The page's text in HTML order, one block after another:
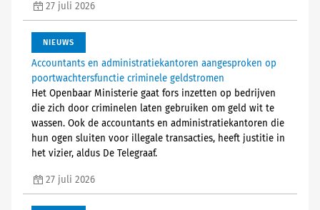
27 juli 2026
NIEUWS
Accountants en administratiekantoren aangesproken op
poortwachtersfunctie criminele geldstromen
Het Openbaar Ministerie gaat fors inzetten op bedrijven
die zich door criminelen laten gebruiken om geld wit te
wassen. Ook de accountants en administratiekantoren die
hun ogen sluiten voor illegale transacties, heeft justitie in
het vizier, aldus De Telegraaf.
27 juli 2026